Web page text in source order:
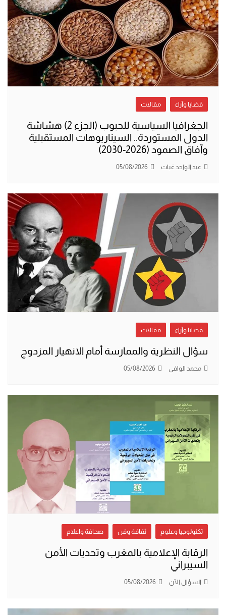
قضايا وآراء مقالات
الجغرافيا السياسية للحبوب (الجزء 2) هشاشة
الدول المستوردة.. السيناريوهات المستقبلية
وآفاق الصمود (2026-2030)
عبد الواحد غيات 05/08/2026
قضايا وآراء مقالات
سؤال النظرية والممارسة أمام الانهيار المزدوج
محمد الوافي 05/08/2026
تكنولوجيا وعلوم ثقافة وفن صحافة وإعلام
الرقابة الإعلامية بالمغرب وتحديات الأمن
السيبراني
السؤال الآن 05/08/2026